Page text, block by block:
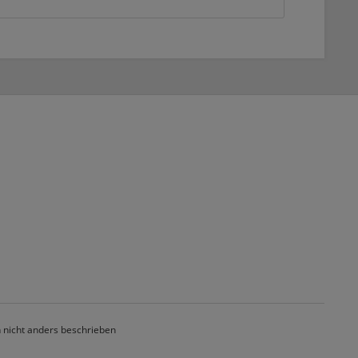
anders beschrieben